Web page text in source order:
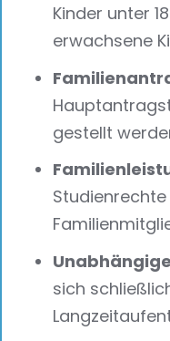
Kinder unter
erwachsene
gestellt
sich